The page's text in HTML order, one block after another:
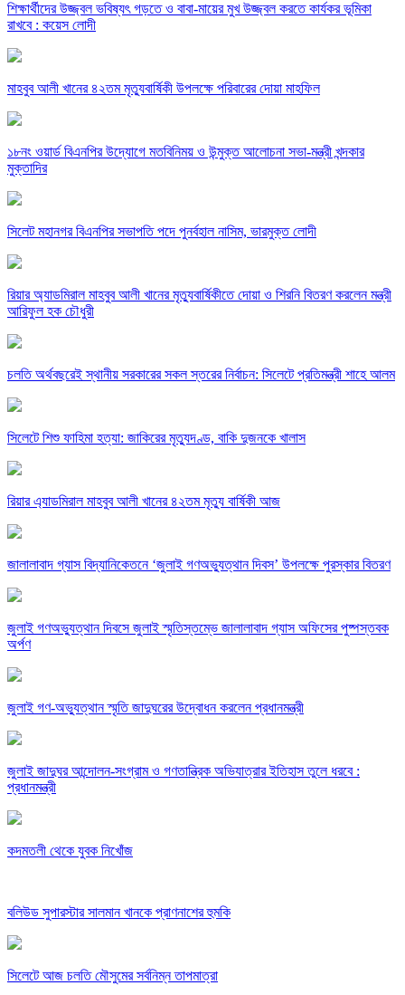
শিক্ষার্থীদের উজ্জ্বল ভবিষ্যৎ গড়তে ও বাবা-মায়ের মুখ উজ্জ্বল করতে কার্যকর ভূমিকা
রাখবে : কয়েস লোদী
মাহবুব আলী খানের ৪২তম মৃত্যুবার্ষিকী উপলক্ষে পরিবারের দোয়া মাহফিল
১৮নং ওয়ার্ড বিএনপির উদ্যোগে মতবিনিময় ও উন্মুক্ত আলোচনা সভা-মন্ত্রী খন্দকার
মুক্তাদির
সিলেট মহানগর বিএনপির সভাপতি পদে পুনর্বহাল নাসিম, ভারমুক্ত লোদী
রিয়ার অ্যাডমিরাল মাহবুব আলী খানের মৃত্যুবার্ষিকীতে দোয়া ও শিরনি বিতরণ করলেন মন্ত্রী
আরিফুল হক চৌধুরী
চলতি অর্থবছরেই স্থানীয় সরকারের সকল স্তরের নির্বাচন: সিলেটে প্রতিমন্ত্রী শাহে আলম
সিলেটে শিশু ফাহিমা হত্যা: জাকিরের মৃত্যুদণ্ড, বাকি দুজনকে খালাস
রিয়ার এ্যাডমিরাল মাহবুব আলী খানের ৪২তম মৃত্যু বার্ষিকী আজ
জালালাবাদ গ্যাস বিদ্যানিকেতনে ‘জুলাই গণঅভ্যুত্থান দিবস’ উপলক্ষে পুরস্কার বিতরণ
জুলাই গণঅভ্যুত্থান দিবসে জুলাই স্মৃতিস্তম্ভে জালালাবাদ গ্যাস অফিসের পুষ্পস্তবক
অর্পণ
জুলাই গণ-অভ্যুত্থান স্মৃতি জাদুঘরের উদ্বোধন করলেন প্রধানমন্ত্রী
জুলাই জাদুঘর আন্দোলন-সংগ্রাম ও গণতান্ত্রিক অভিযাত্রার ইতিহাস তুলে ধরবে :
প্রধানমন্ত্রী
কদমতলী থেকে যুবক নিখোঁজ
বলিউড সুপারস্টার সালমান খানকে প্রাণনাশের হুমকি
সিলেটে আজ চলতি মৌসুমের সর্বনিম্ন তাপমাত্রা